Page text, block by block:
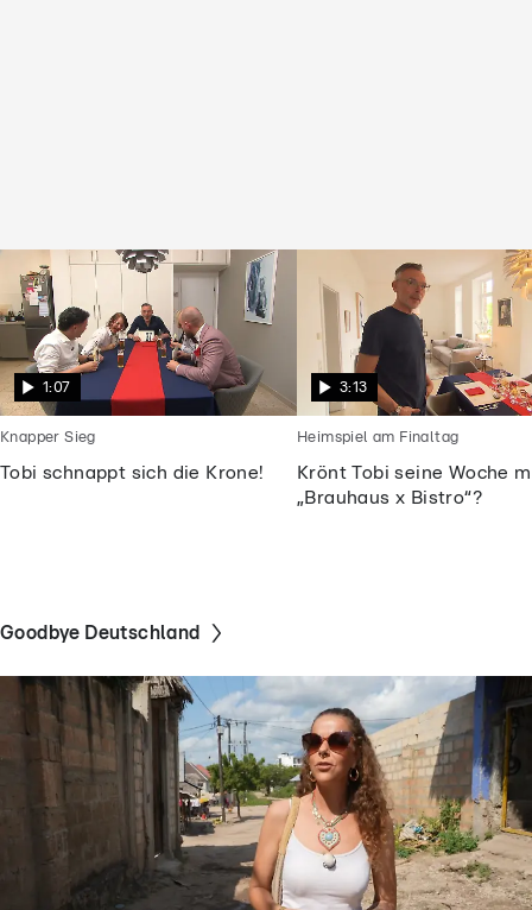
1:07
Tobi schnappt sich die Krone!
Knapper Sieg
3:13
Krönt Tobi seine Woche
„Brauhaus x Bistro“?
Heimspiel am Finaltag
Goodbye Deutschland